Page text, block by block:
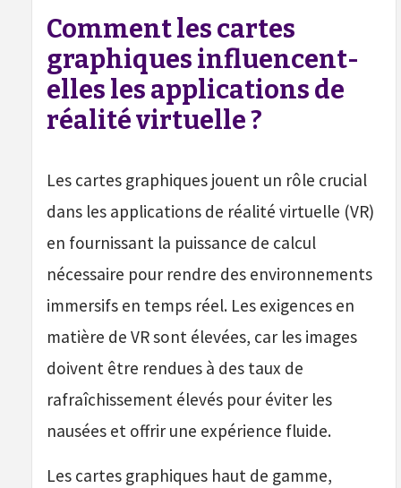
Comment les cartes
graphiques influencent-
elles les applications de
réalité virtuelle ?
Les cartes graphiques jouent un rôle crucial
dans les applications de réalité virtuelle (VR)
en fournissant la puissance de calcul
nécessaire pour rendre des environnements
immersifs en temps réel. Les exigences en
matière de VR sont élevées, car les images
doivent être rendues à des taux de
rafraîchissement élevés pour éviter les
nausées et offrir une expérience fluide.
Les cartes graphiques haut de gamme,